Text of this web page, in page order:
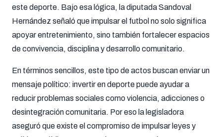
este deporte. Bajo esa lógica, la diputada Sandoval
Hernández señaló que impulsar el futbol no solo significa
apoyar entretenimiento, sino también fortalecer espacios
de convivencia, disciplina y desarrollo comunitario.
En términos sencillos, este tipo de actos buscan enviar un
mensaje político: invertir en deporte puede ayudar a
reducir problemas sociales como violencia, adicciones o
desintegración comunitaria. Por eso la legisladora
aseguró que existe el compromiso de impulsar leyes y